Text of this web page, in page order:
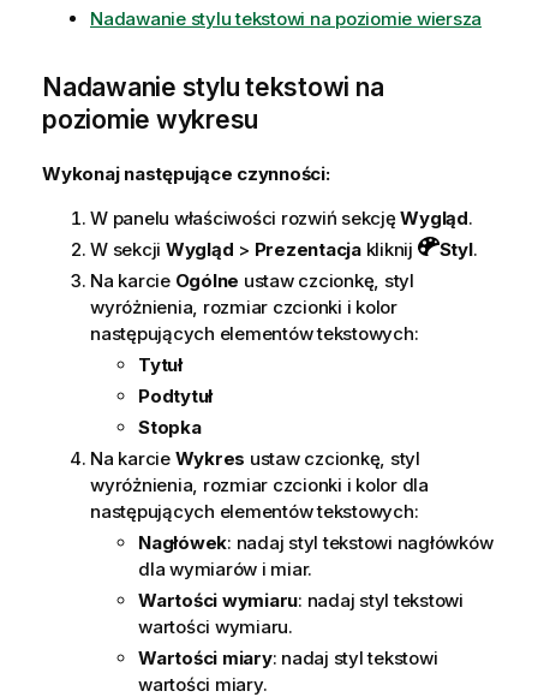
Nadawanie stylu tekstowi na poziomie wiersza
Nadawanie stylu tekstowi na
poziomie wykresu
Wykonaj następujące czynności:
W panelu właściwości rozwiń sekcjęWygląd.
W sekcji Wygląd > Prezentacjakliknij Styl.
Na karcie Ogólne ustaw czcionkę, styl
wyróżnienia, rozmiar czcionki i kolor
następujących elementów tekstowych:
Tytuł
Podtytuł
Stopka
Na karcie Wykres ustaw czcionkę, styl
wyróżnienia, rozmiar czcionki i kolor dla
następujących elementów tekstowych:
Nagłówek: nadaj styl tekstowi nagłówków
dla wymiarów i miar.
Wartości wymiaru: nadaj styl tekstowi
wartości wymiaru.
Wartości miary: nadaj styl tekstowi
wartości miary.